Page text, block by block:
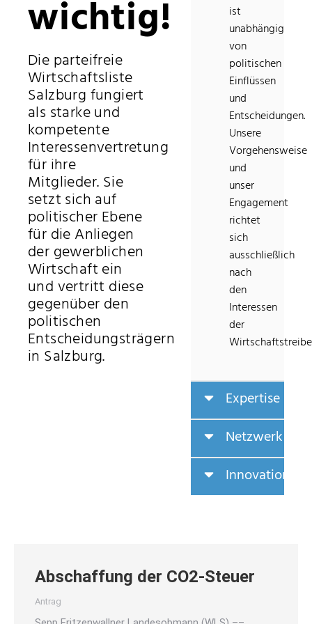
wichtig!
Die parteifreie
Wirtschaftsliste
Salzburg fungiert
als starke und
kompetente
Interessenvertretung
für ihre
Mitglieder. Sie
setzt sich auf
politischer Ebene
für die Anliegen
der gewerblichen
Wirtschaft ein
und vertritt diese
gegenüber den
politischen
Entscheidungsträgern
in Salzburg.
ist
unabhängig
von
politischen
Einflüssen
und
Entscheidungen.
Unsere
Vorgehensweise
und
unser
Engagement
richtet
sich
ausschließlich
nach
den
Interessen
der
Expertise
Netzwerk
Innovation
Abschaffung der CO2-Steuer
Antrag